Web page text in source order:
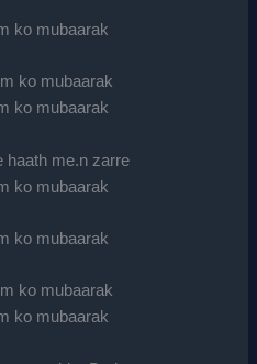
ko mubaarak
ko mubaarak
ko mubaarak
haath me.n zarre
ko mubaarak
ko mubaarak
ko mubaarak
ko mubaarak